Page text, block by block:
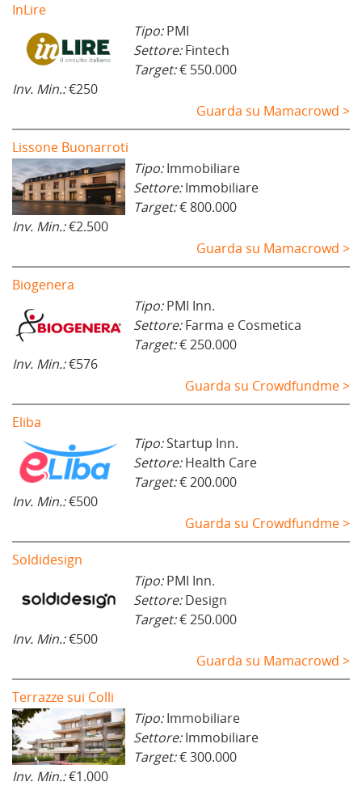
r
)
InLire
Tipo:PMI
Settore:Fintech
Target:€ 550.000
Inv. Min.:€250
Guarda su Mamacrowd >
Lissone Buonarroti
Tipo:Immobiliare
Settore:Immobiliare
Target:€ 800.000
Inv. Min.:€2.500
Guarda su Mamacrowd >
Biogenera
Tipo:PMI Inn.
Settore:Farma e Cosmetica
Target:€ 250.000
Inv. Min.:€576
Guarda su Crowdfundme >
Eliba
Tipo:Startup Inn.
Settore:Health Care
Target:€ 200.000
Inv. Min.:€500
Guarda su Crowdfundme >
Soldidesign
Tipo:PMI Inn.
Settore:Design
Target:€ 250.000
Inv. Min.:€500
Guarda su Mamacrowd >
Terrazze sui Colli
Tipo:Immobiliare
Settore:Immobiliare
Target:€ 300.000
Inv. Min.:€1.000